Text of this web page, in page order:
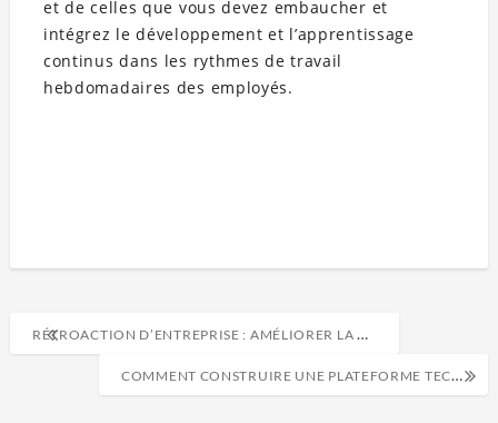
et de celles que vous devez embaucher et
intégrez le développement et l’apprentissage
continus dans les rythmes de travail
hebdomadaires des employés.
RÉTROACTION D’ENTREPRISE : AMÉLIORER LA COMMUNICATION
COMMENT CONSTRUIRE UNE PLATEFORME TECHNOLOGIQUE D’ENTREPRISE NUMÉRIQUE ?